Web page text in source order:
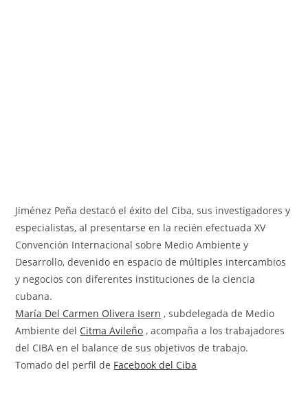
Jiménez Peña destacó el éxito del Ciba, sus investigadores y
especialistas, al presentarse en la recién efectuada XV
Convención Internacional sobre Medio Ambiente y
Desarrollo, devenido en espacio de múltiples intercambios
y negocios con diferentes instituciones de la ciencia
cubana.
María Del Carmen Olivera Isern , subdelegada de Medio
Ambiente del Citma Avileño , acompaña a los trabajadores
del CIBA en el balance de sus objetivos de trabajo.
Tomado del perfil de Facebook del Ciba